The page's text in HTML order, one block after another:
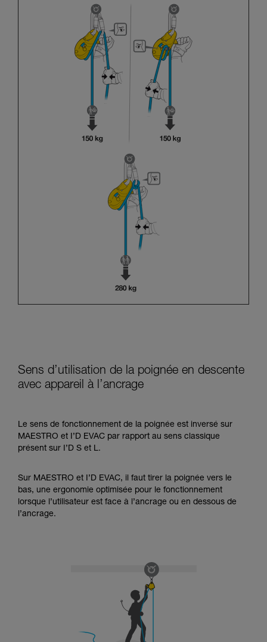
Sens d’utilisation de la poignée en descente
avec appareil à l’ancrage
Le sens de fonctionnement de la poignée est inversé sur
MAESTRO et I’D EVAC par rapport au sens classique
présent sur I’D S et L.
Sur MAESTRO et I’D EVAC, il faut tirer la poignée vers le
bas, une ergonomie optimisée pour le fonctionnement
lorsque l’utilisateur est face à l’ancrage ou en dessous de
l’ancrage.